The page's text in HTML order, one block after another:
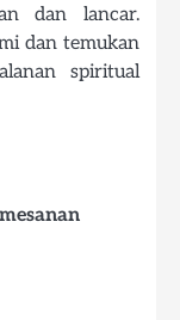
dan lancar.
dan temukan
spiritual